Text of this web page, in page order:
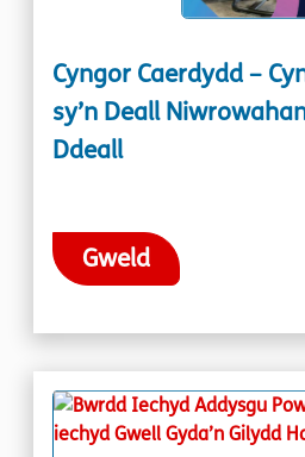
Cyngor Caerdydd –
sy’n Deall
Ddeall
Gweld